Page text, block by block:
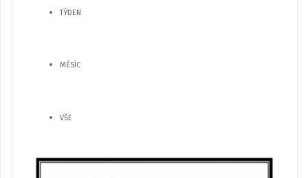
TÝDEN
MĚSÍC
VŠE